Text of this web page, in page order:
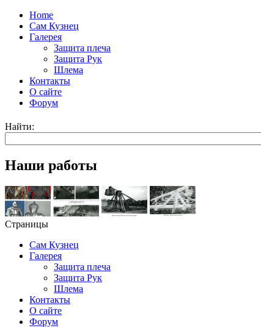
Home
Сам Кузнец
Галерея
Защита плеча
Защита Рук
Шлема
Контакты
О сайте
Форум
Найти:
Наши работы
Страницы
Сам Кузнец
Галерея
Защита плеча
Защита Рук
Шлема
Контакты
О сайте
Форум